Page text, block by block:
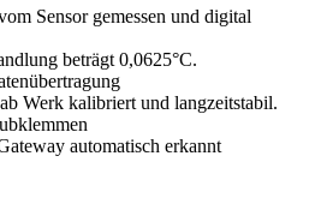
Sensor gemessen und digital
beträgt 0,0625°C.
Werk kalibriert und langzeitstabil.
automatisch erkannt